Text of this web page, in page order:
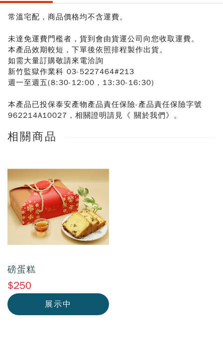
常溫宅配，商品價格均不含運費。
未達免運費門檻者，貨到會由貨運公司向您收取運費。
本產品效期較短，下單後依照排程製作出貨。
如需大量訂購敬請來電洽詢
新竹監獄作業科 03-5227464#213
週一至週五(8:30-12:00，13:30-16:30)
本產品已投保泰安產物產品責任保險-產品責任保險字號
962214A10027，相關證明請見《 關於我們》。
相關商品
磅蛋糕
$250
展示中